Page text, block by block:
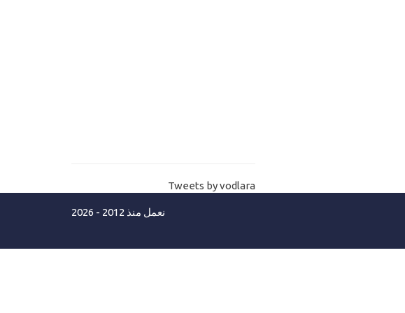
15- قاعدة اذا البرمجية في لغة السي
Tweets by vodlara
نعمل منذ 2012 - 2026